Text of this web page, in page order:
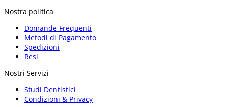
Nostra politica
Domande Frequenti
Metodi di Pagamento
Spedizioni
Resi
Nostri Servizi
Studi Dentistici
Condizioni & Privacy